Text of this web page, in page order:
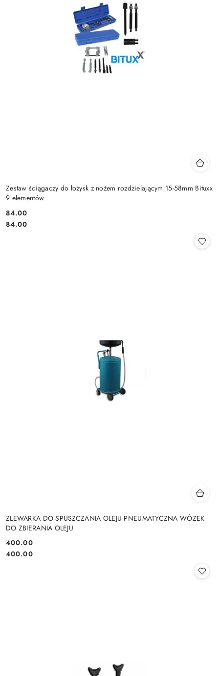
Zestaw ściągaczy do łożysk z nożem rozdzielającym 15-58mm Bituxx
9 elementów
Cena:
84.00
Cena:
84.00
ZLEWARKA DO SPUSZCZANIA OLEJU PNEUMATYCZNA WÓZEK
DO ZBIERANIA OLEJU
Cena:
400.00
Cena:
400.00